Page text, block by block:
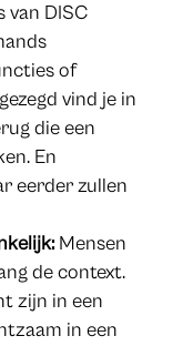
van DISC
of
vind je in
die een
En
eerder zullen
Mensen
de context.
zijn in een
in een